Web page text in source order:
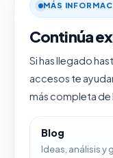
MÁS
Continúa
Si has llegado
accesos te
más completa de
Blog
Ideas, análisis y